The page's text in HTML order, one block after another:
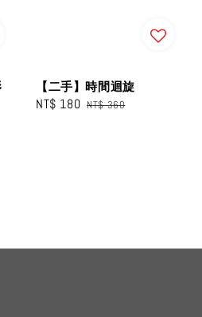
【二手】時間迴旋
Sale
NT$ 180 Regular
NT$ 360